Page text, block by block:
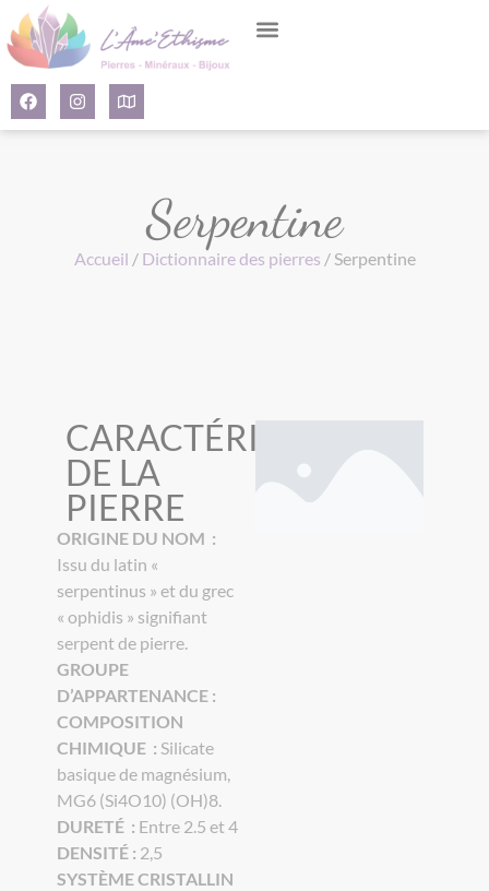
Serpentine
Accueil / Dictionnaire des pierres / Serpentine
CARACTÉRISTIQUES
DE LA
PIERRE
ORIGINE DU NOM :
Issu du latin «
serpentinus » et du grec
« ophidis » signifiant
serpent de pierre.
GROUPE
D’APPARTENANCE :
COMPOSITION
CHIMIQUE : Silicate
basique de magnésium,
MG6 (Si4O10) (OH)8.
DURETÉ : Entre 2.5 et 4
DENSITÉ : 2,5
SYSTÈME CRISTALLIN
Panneau de gestion des cookies